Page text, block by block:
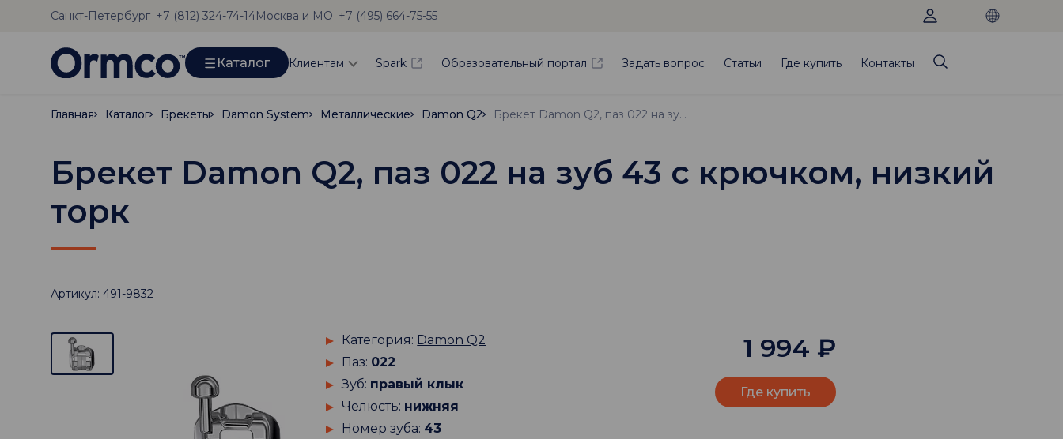
Санкт-Петербург +7 (812) 324-74-14Москва и МО +7 (495) 664-75-55
Каталог Клиентам Spark Образовательный портал Задать вопрос Статьи Где купить Контакты
Главная
Главная Каталог
Каталог Брекеты
Брекеты Damon System
Damon System Металлические
Металлические Damon Q2
Damon Q2 Брекет Damon Q2, паз 022 на зуб 43 с крючком, низкий торк
Брекет Damon Q2, паз 022 на зуб 43 с крючком, низкий
торк
Артикул: 491-9832
Категория: Damon Q2
Паз: 022
Зуб: правый клык
Челюсть: нижняя
Номер зуба: 43
1 994 ₽
Где купить